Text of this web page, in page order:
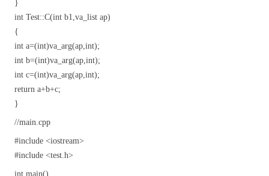
}
int Test::C(int b1,va_list ap)
{
int a=(int)va_arg(ap,int);
int b=(int)va_arg(ap,int);
int c=(int)va_arg(ap,int);
return a+b+c;
}
//main.cpp
#include <iostream>
#include <test.h>
int main()